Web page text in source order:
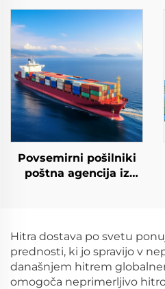
Kitajska v Evropo
Poštnik teretnega
prometa
Povsemirni pošilniki
poštna agencija iz
poceni tarifami za
pošiljanje stroški
Hitra dostava po svetu
prednosti, ki jo spravijo v
današnjem hitrem
omogoča neprimerljivo